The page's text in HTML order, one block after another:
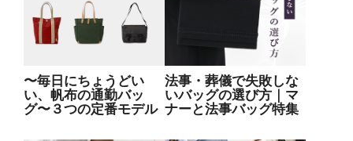
〜毎日にちょうどい
い、帆布の通勤バッ
グ〜３つの定番モデル
法事・葬儀で失敗しな
いバッグの選び方｜マ
ナーと法事バッグ特集